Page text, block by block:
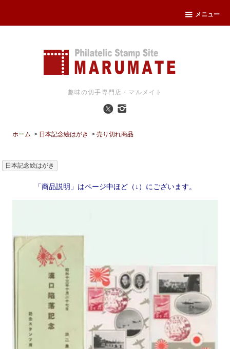
メニュー
趣味の切手専門店・マルメイト
ホーム > 日本記念絵はがき >売り切れ商品
日本記念絵はがき
「商品説明」はページ中ほど（↓）にございます。